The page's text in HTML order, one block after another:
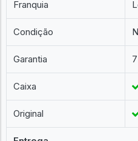
Franquia
Condição
Garantia
Caixa
Original